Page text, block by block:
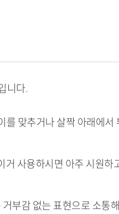
니다.
를 맞추거나 살짝 아래에
거 사용하시면 아주 시원하
부감 없는 표현으로 소통